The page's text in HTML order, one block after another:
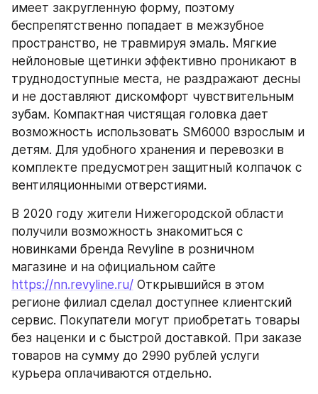
имеет закругленную форму, поэтому
беспрепятственно попадает в межзубное
пространство, не травмируя эмаль. Мягкие
нейлоновые щетинки эффективно проникают в
труднодоступные места, не раздражают десны
и не доставляют дискомфорт чувствительным
зубам. Компактная чистящая головка дает
возможность использовать SM6000 взрослым и
детям. Для удобного хранения и перевозки в
комплекте предусмотрен защитный колпачок с
вентиляционными отверстиями.
В 2020 году жители Нижегородской области
получили возможность знакомиться с
новинками бренда Revyline в розничном
https://nn.revyline.ru/ Открывшийся в этом
регионе филиал сделал доступнее клиентский
сервис. Покупатели могут приобретать товары
без наценки и с быстрой доставкой. При заказе
товаров на сумму до 2990 рублей услуги
курьера оплачиваются отдельно.